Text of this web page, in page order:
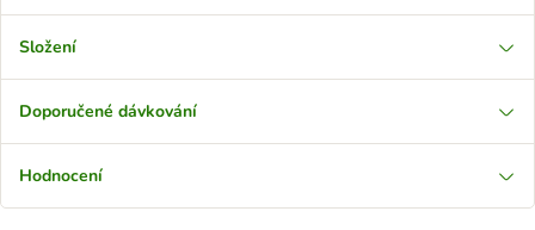
Složení
Doporučené dávkování
Hodnocení